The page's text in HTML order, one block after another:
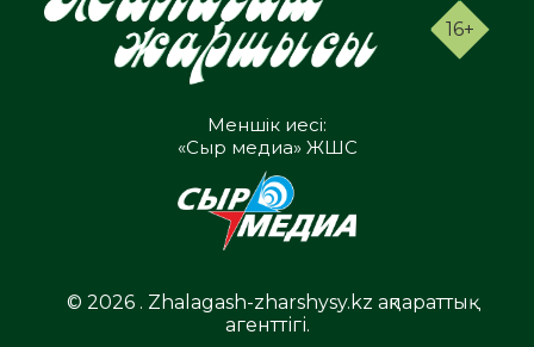
16+
Меншік иесі:
«Сыр медиа» ЖШС
© 2026 . Zhalagash-zharshysy.kz ақпараттық
агенттігі.